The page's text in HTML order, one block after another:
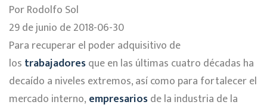
Por Rodolfo Sol
29 de junio de 2018-06-30
Para recuperar el poder adquisitivo de
los trabajadoresque en las últimas cuatro décadas ha
decaído a niveles extremos, así como para fortalecer el
mercado interno, empresariosde la industria de la